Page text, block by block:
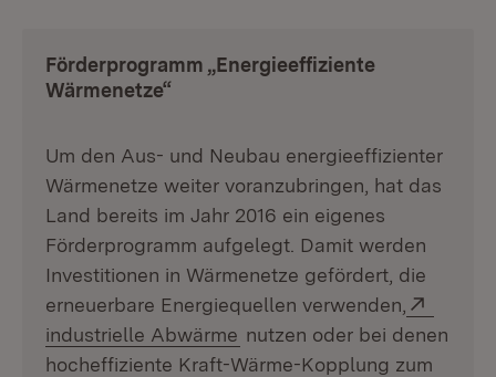
Förderprogramm „Energieeffiziente
Wärmenetze“
Um den Aus- und Neubau energieeffizienter
Wärmenetze weiter voranzubringen, hat das
Land bereits im Jahr 2016 ein eigenes
Förderprogramm aufgelegt. Damit werden
Investitionen in Wärmenetze gefördert, die
erneuerbare Energiequellen verwenden,
industrielle Abwärme (Öffnet in neuem Fenster)
nutzen oder bei denen
hocheffiziente Kraft-Wärme-Kopplung zum